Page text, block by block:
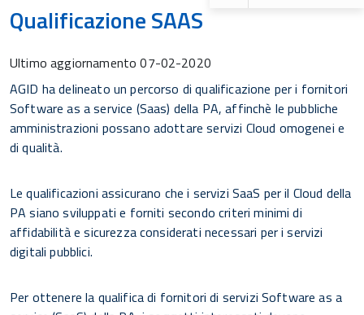
principale
Qualificazione SAAS
Ultimo aggiornamento 07-02-2020
AGID ha delineato un percorso di qualificazione per i fornitori
Software as a service (Saas) della PA, affinchè le pubbliche
amministrazioni possano adottare servizi Cloud omogenei e
di qualità.
Le qualificazioni assicurano che i servizi SaaS per il Cloud della
PA siano sviluppati e forniti secondo criteri minimi di
affidabilità e sicurezza considerati necessari per i servizi
digitali pubblici.
Per ottenere la qualifica di fornitori di servizi Software as a